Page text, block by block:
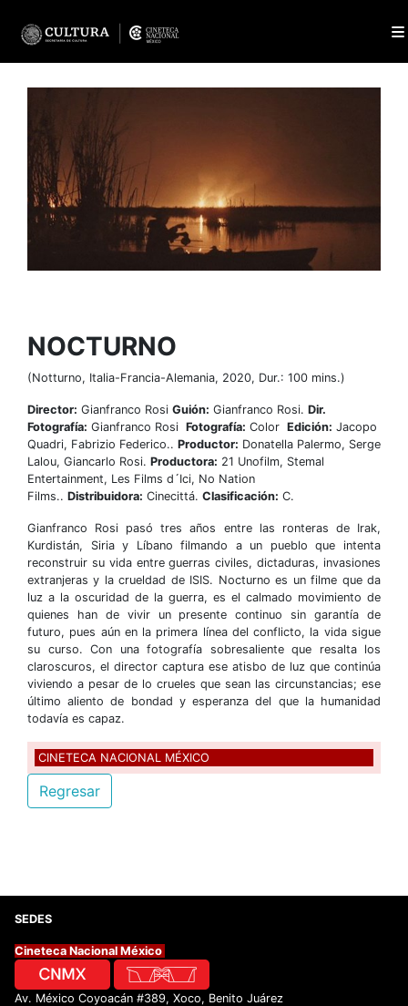
NOCTURNO
(Notturno, Italia-Francia-Alemania, 2020, Dur.: 100 mins.)
Director: Gianfranco Rosi Guión: Gianfranco Rosi. Dir.
Fotografía: Gianfranco Rosi Fotografía: Color Edición: Jacopo
Quadri, Fabrizio Federico.. Productor: Donatella Palermo, Serge
Lalou, Giancarlo Rosi. Productora: 21 Unofilm, Stemal
Entertainment, Les Films d´Ici, No Nation
Films.. Distribuidora: Cinecittá. Clasificación: C.
Gianfranco Rosi pasó tres años entre las ronteras de Irak,
Kurdistán, Siria y Líbano filmando a un pueblo que intenta
reconstruir su vida entre guerras civiles, dictaduras, invasiones
extranjeras y la crueldad de ISIS. Nocturno es un filme que da
luz a la oscuridad de la guerra, es el calmado movimiento de
quienes han de vivir un presente continuo sin garantía de
futuro, pues aún en la primera línea del conflicto, la vida sigue
su curso. Con una fotografía sobresaliente que resalta los
claroscuros, el director captura ese atisbo de luz que continúa
viviendo a pesar de lo crueles que sean las circunstancias; ese
último aliento de bondad y esperanza del que la humanidad
todavía es capaz.
CINETECA NACIONAL MÉXICO
Regresar
SEDES
Cineteca Nacional México
Av. México Coyoacán #389, Xoco, Benito Juárez